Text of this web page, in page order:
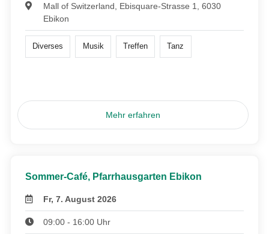
Mall of Switzerland, Ebisquare-Strasse 1, 6030
Ebikon
Diverses Musik Treffen Tanz
Mehr erfahren
Sommer-Café, Pfarrhausgarten Ebikon
Fr, 7. August 2026
09:00 - 16:00 Uhr